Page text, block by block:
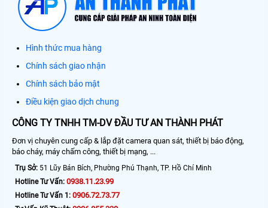
Hình thức mua hàng
Chính sách giao nhận
Chính sách bảo mật
Điều kiện giao dịch chung
CÔNG TY TNHH TM-DV ĐẦU TƯ AN THÀNH PHÁT
Đơn vị chuyên cung cấp & lắp đặt camera quan sát, thiết bị báo động,
báo cháy, máy chấm công, thiết bị mạng, ...
Trụ Sở: 51 Lũy Bán Bích, Phường Phú Thạnh, TP. Hồ Chí Minh
Hotline Tư Vấn: 0938.11.23.99
Hotline Tư Vấn 1: 0906.72.73.77